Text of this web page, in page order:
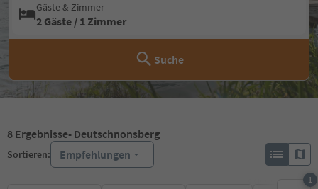
Gäste & Zimmer
2 Gäste / 1 Zimmer
Suche
8 Ergebnisse- Deutschnonsberg
Sortieren: Empfehlungen
1